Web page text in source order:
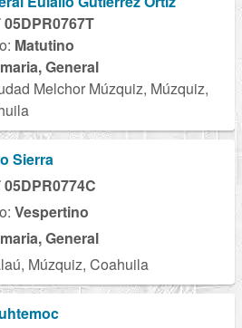
05DPR0767T
Matutino
General
Melchor Múzquiz, Múzquiz,
Sierra
05DPR0774C
Vespertino
General
Múzquiz, Coahuila